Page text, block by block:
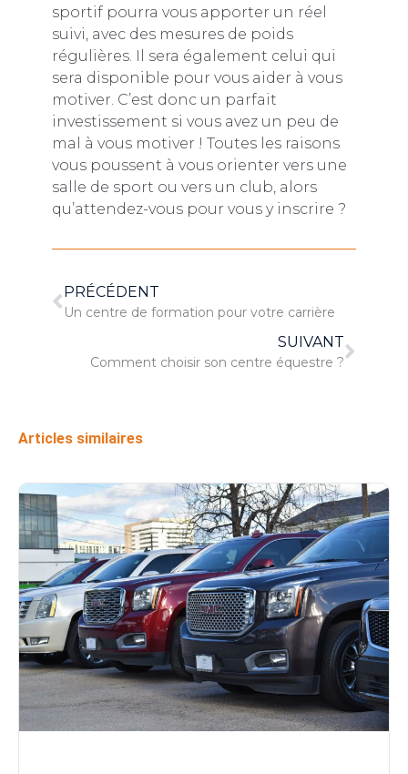
sportif pourra vous apporter un réel
suivi, avec des mesures de poids
régulières. Il sera également celui qui
sera disponible pour vous aider à vous
motiver. C’est donc un parfait
investissement si vous avez un peu de
mal à vous motiver ! Toutes les raisons
vous poussent à vous orienter vers une
salle de sport ou vers un club, alors
qu’attendez-vous pour vous y inscrire ?
PRÉCÉDENT
Un centre de formation pour votre carrière
SUIVANT
Comment choisir son centre équestre ?
Articles similaires